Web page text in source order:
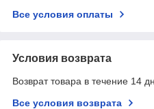
Все условия оплаты
Условия возврата
Возврат товара в течение 14
Все условия возврата